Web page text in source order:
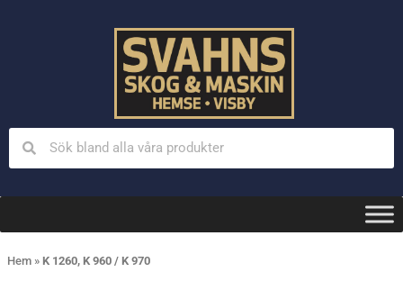
Hem » K 1260, K 960 / K 970